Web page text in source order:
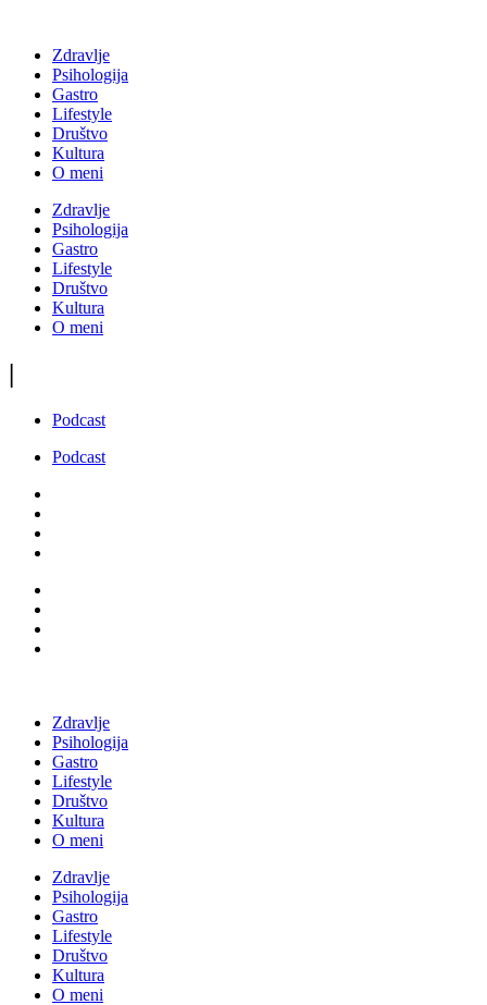
Zdravlje
Psihologija
Gastro
Lifestyle
Društvo
Kultura
O meni
Zdravlje
Psihologija
Gastro
Lifestyle
Društvo
Kultura
O meni
|
Podcast
Podcast
Zdravlje
Psihologija
Gastro
Lifestyle
Društvo
Kultura
O meni
Zdravlje
Psihologija
Gastro
Lifestyle
Društvo
Kultura
O meni